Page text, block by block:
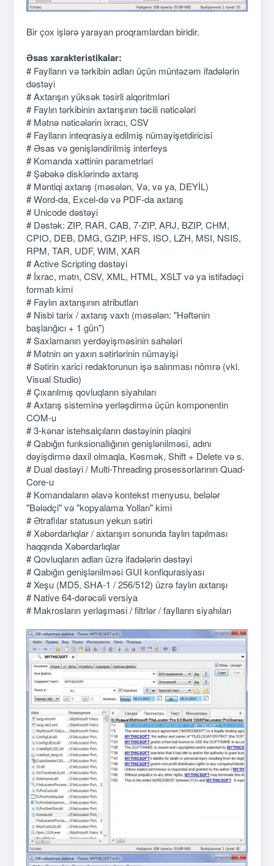
Bir çox işlərə yarayan proqramlardan biridir.
Əsas xarakteristikalar:
# Faylların və tərkibin adları üçün müntəzəm ifadələrin
dəstəyi
# Axtarışın yüksək təsirli alqoritmləri
# Faylın tərkibinin axtarışının təcili nəticələri
# Mətnə nəticələrin ixracı, CSV
# Faylların inteqrasiya edilmiş nümayişetdiricisi
# Əsas və genişləndirilmiş interfeys
# Komanda xəttinin parametrləri
# Şəbəkə disklərində axtarış
# Məntiqi axtarış (məsələn, Və, və ya, DEYİL)
# Word-da, Excel-də və PDF-da axtarış
# Unicode dəstəyi
# Dəstək: ZIP, RAR, CAB, 7-ZIP, ARJ, BZIP, CHM,
CPIO, DEB, DMG, GZIP, HFS, ISO, LZH, MSI, NSIS,
RPM, TAR, UDF, WIM, XAR
# Active Scripting dəstəyi
# İxrac, mətn, CSV, XML, HTML, XSLT və ya istifadəçi
formatı kimi
# Faylın axtarışının atributları
# Nisbi tarix / axtarış vaxtı (məsələn: "Həftənin
başlanğıcı + 1 gün")
# Saxlamanın yerdəyişməsinin sahələri
# Mətnin ən yaxın sətirlərinin nümayişi
# Sətirin xarici redaktorunun işə salınması nömrə (vkl.
Visual Studio)
# Çıxarılmış qovluqların siyahıları
# Axtarış sisteminə yerləşdirmə üçün komponentin
COM-u
# 3-kənar istehsalçıların dəstəyinin plaqini
# Qabığın funksionallığının genişlənilməsi, adını
dəyişdirmə daxil olmaqla, Kəsmək, Shift + Delete və s.
# Dual dəstəyi / Multi-Threading prosessorlarının Quad-
Core-u
# Komandaların əlavə kontekst menyusu, belələr
"Bələdçi" və "kopyalama Yolları" kimi
# Ətraflılar statusun yekun sətiri
# Xəbərdarlıqlar / axtarışın sonunda faylın tapılması
haqqında Xəbərdarlıqlar
# Qovluqların adları üzrə ifadələrin dəstəyi
# Qabığın genişlənilməsi GUI konfiqurasiyası
# Xeşu (MD5, SHA-1 / 256/512) üzrə faylın axtarışı
# Native 64-dərəcəli versiya
# Makrosların yerləşməsi / filtrlər / faylların siyahıları